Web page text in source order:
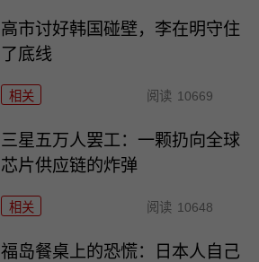
高市讨好韩国碰壁，李在明守住
了底线
相关 阅读 10669
三星五万人罢工：一颗扔向全球
芯片供应链的炸弹
相关 阅读 10648
福岛餐桌上的恐慌：日本人自己